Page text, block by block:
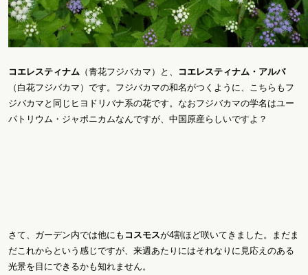
コエレスティナム （青花フジバカマ）と、
コエレスティナム・アルバ
（白花フジバカマ）です。フジバカマの和名がつくように、こちらもフ
ジバカマと同じヒヨドリバナ系の花です。なおフジバカマの学名はユー
パトリウム・ジャポニカムなんですが、中国原産らしいですよ？
さて、ガーデン内では他にも コスモスが4割ほど咲いてきました。まだま
だこれからという感じですが、来週あたりにはそれなりに見応えのある
光景を目にできるかも知れません。